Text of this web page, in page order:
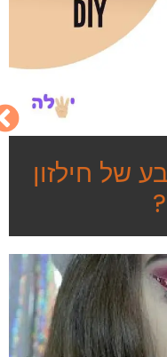
של חילזון